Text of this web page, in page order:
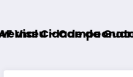
da 2.ª Divisão